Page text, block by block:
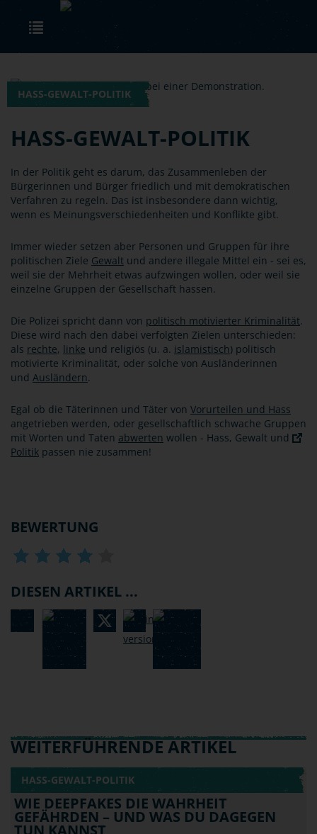
Skip to main content
HASS-GEWALT-POLITIK
HASS-GEWALT-POLITIK
In der Politik geht es darum, das Zusammenleben der
Bürgerinnen und Bürger friedlich und mit demokratischen
Verfahren zu regeln. Das ist insbesondere dann wichtig,
wenn es Meinungsverschiedenheiten und Konflikte gibt.
Immer wieder setzen aber Personen und Gruppen für ihre
politischen Ziele Gewalt und andere illegale Mittel ein - sei es,
weil sie der Mehrheit etwas aufzwingen wollen, oder weil sie
einzelne Gruppen der Gesellschaft hassen.
Die Polizei spricht dann von politisch motivierter Kriminalität.
Diese wird nach den dabei verfolgten Zielen unterschieden:
als rechte, linke und religiös (u. a. islamistisch) politisch
motivierte Kriminalität, oder solche von Ausländerinnen
und Ausländern.
Egal ob die Täterinnen und Täter von Vorurteilen und Hass
angetrieben werden, oder gesellschaftlich schwache Gruppen
mit Worten und Taten abwerten wollen - Hass, Gewalt und
Politik passen nie zusammen!
BEWERTUNG
DIESEN ARTIKEL ...
WEITERFÜHRENDE ARTIKEL
HASS-GEWALT-POLITIK
WIE DEEPFAKES DIE WAHRHEIT
GEFÄHRDEN – UND WAS DU DAGEGEN
TUN KANNST